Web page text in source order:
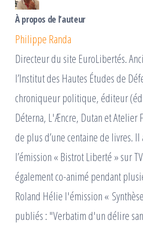
À propos de l’auteur
Philippe Randa
Directeur du site EuroLibertés.
l’Institut des Hautes Études de
chroniqueur politique, éditeur
Déterna, L'Æncre, Dutan et Atelier
de plus d’une centaine de livres.
l’émission « Bistrot Liberté » sur
également co-animé pendant
Roland Hélie l'émission «
publiés : "Verbatim d'un délire